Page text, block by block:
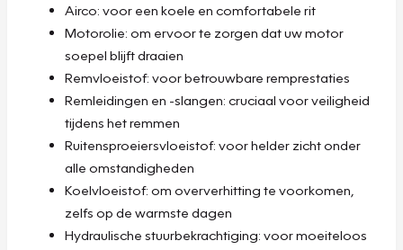
Airco: voor een koele en comfortabele rit
Motorolie: om ervoor te zorgen dat uw motor
soepel blijft draaien
Remvloeistof: voor betrouwbare remprestaties
Remleidingen en -slangen: cruciaal voor veiligheid
tijdens het remmen
Ruitensproeiersvloeistof: voor helder zicht onder
alle omstandigheden
Koelvloeistof: om oververhitting te voorkomen,
zelfs op de warmste dagen
Hydraulische stuurbekrachtiging: voor moeiteloos